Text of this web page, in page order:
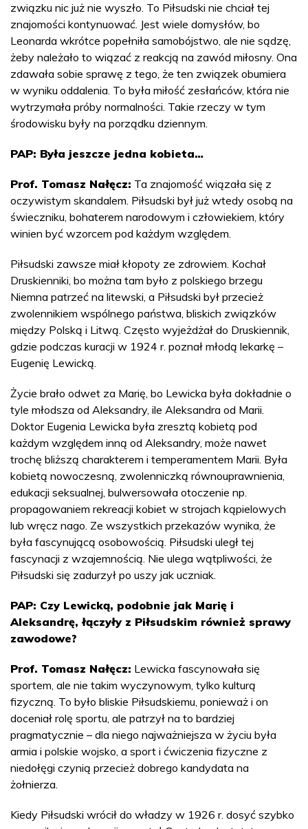
związku nic już nie wyszło. To Piłsudski nie chciał tej
znajomości kontynuować. Jest wiele domysłów, bo
Leonarda wkrótce popełniła samobójstwo, ale nie sądzę,
żeby należało to wiązać z reakcją na zawód miłosny. Ona
zdawała sobie sprawę z tego, że ten związek obumiera
w wyniku oddalenia. To była miłość zesłańców, która nie
wytrzymała próby normalności. Takie rzeczy w tym
środowisku były na porządku dziennym.
PAP: Była jeszcze jedna kobieta…
Prof. Tomasz Nałęcz: Ta znajomość wiązała się z
oczywistym skandalem. Piłsudski był już wtedy osobą na
świeczniku, bohaterem narodowym i człowiekiem, który
winien być wzorcem pod każdym względem.
Piłsudski zawsze miał kłopoty ze zdrowiem. Kochał
Druskienniki, bo można tam było z polskiego brzegu
Niemna patrzeć na litewski, a Piłsudski był przecież
zwolennikiem wspólnego państwa, bliskich związków
między Polską i Litwą. Często wyjeżdżał do Druskiennik,
gdzie podczas kuracji w 1924 r. poznał młodą lekarkę –
Eugenię Lewicką.
Życie brało odwet za Marię, bo Lewicka była dokładnie o
tyle młodsza od Aleksandry, ile Aleksandra od Marii.
Doktor Eugenia Lewicka była zresztą kobietą pod
każdym względem inną od Aleksandry, może nawet
trochę bliższą charakterem i temperamentem Marii. Była
kobietą nowoczesną, zwolenniczką równouprawnienia,
edukacji seksualnej, bulwersowała otoczenie np.
propagowaniem rekreacji kobiet w strojach kąpielowych
lub wręcz nago. Ze wszystkich przekazów wynika, że
była fascynującą osobowością. Piłsudski uległ tej
fascynacji z wzajemnością. Nie ulega wątpliwości, że
Piłsudski się zadurzył po uszy jak uczniak.
PAP: Czy Lewicką, podobnie jak Marię i
Aleksandrę, łączyły z Piłsudskim również sprawy
zawodowe?
Prof. Tomasz Nałęcz: Lewicka fascynowała się
sportem, ale nie takim wyczynowym, tylko kulturą
fizyczną. To było bliskie Piłsudskiemu, ponieważ i on
doceniał rolę sportu, ale patrzył na to bardziej
pragmatycznie – dla niego najważniejsza w życiu była
armia i polskie wojsko, a sport i ćwiczenia fizyczne z
niedołęgi czynią przecież dobrego kandydata na
żołnierza.
Kiedy Piłsudski wrócił do władzy w 1926 r. dosyć szybko